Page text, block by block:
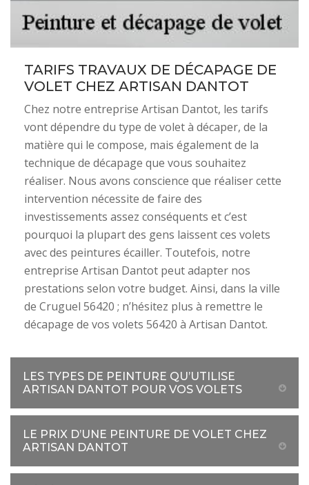
TARIFS TRAVAUX DE DÉCAPAGE DE
VOLET CHEZ ARTISAN DANTOT
Chez notre entreprise Artisan Dantot, les tarifs
vont dépendre du type de volet à décaper, de la
matière qui le compose, mais également de la
technique de décapage que vous souhaitez
réaliser. Nous avons conscience que réaliser cette
intervention nécessite de faire des
investissements assez conséquents et c’est
pourquoi la plupart des gens laissent ces volets
avec des peintures écailler. Toutefois, notre
entreprise Artisan Dantot peut adapter nos
prestations selon votre budget. Ainsi, dans la ville
de Cruguel 56420 ; n’hésitez plus à remettre le
décapage de vos volets 56420 à Artisan Dantot.
LES TYPES DE PEINTURE QU’UTILISE
ARTISAN DANTOT POUR VOS VOLETS
LE PRIX D’UNE PEINTURE DE VOLET CHEZ
ARTISAN DANTOT